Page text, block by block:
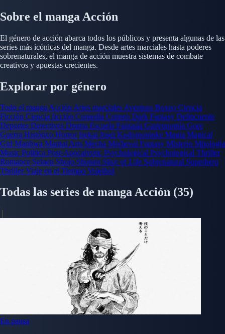
Sobre el manga Acción
El género de acción abarca todos los públicos y presenta algunas de las
series más icónicas del manga. Desde artes marciales hasta poderes
sobrenaturales, el manga de acción muestra sistemas de combate
creativos y apuestas crecientes.
Explorar por género
Todo el mangaAcciónArtes marcialesAventura Boxeo Ciencia
Ficción Ciencia ficción Comedia Crimen Dark Fantasy Delincuente
Deportes Detectives Drama Escuela Fantasía Gastronomía Gore
Guerra Histórico HorrorIsekai Josei Kodomomuke Magia Magical
Girl Manhwa Martial Arts Mecha Medieval Fantasy Misterio Mitología
Music Política Post-Apocalyptic Psychological Psychological Thriller
Romance Seinen Shojo Shonen Slice of Life Sobrenatural Superhero
ThrillerViaje en el Tiempo Voleibol
Todas las series de manga Acción (35)
En pausa